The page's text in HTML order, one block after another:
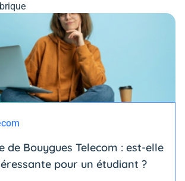
de Bouygues Telecom : est-elle
pour un étudiant ?